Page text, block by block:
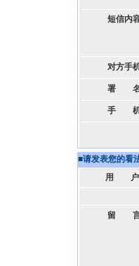
短信内
对方手
署 名
手 机
■请发表您的看
用 户
留 言